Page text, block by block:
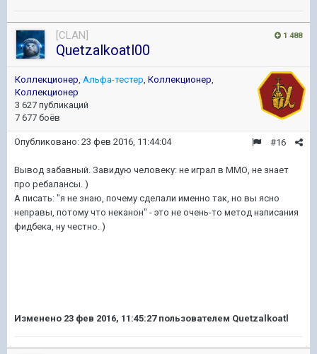
1 488
[CLAN]
Quetzalkoatl00
Коллекционер, Альфа-тестер, Коллекционер,
Коллекционер
3 627 публикаций
7 677 боёв
#16
Опубликовано: 23 фев 2016, 11:44:04
Вывод забавный. Завидую человеку: не играл в ММО, не знает
про ребалансы. )
А писать: "я не знаю, почему сделали именно так, но вы ясно
неправы, потому что неканон" - это не очень-то метод написания
фидбека, ну честно. )
Изменено 23 фев 2016, 11:45:27пользователем Quetzalkoatl